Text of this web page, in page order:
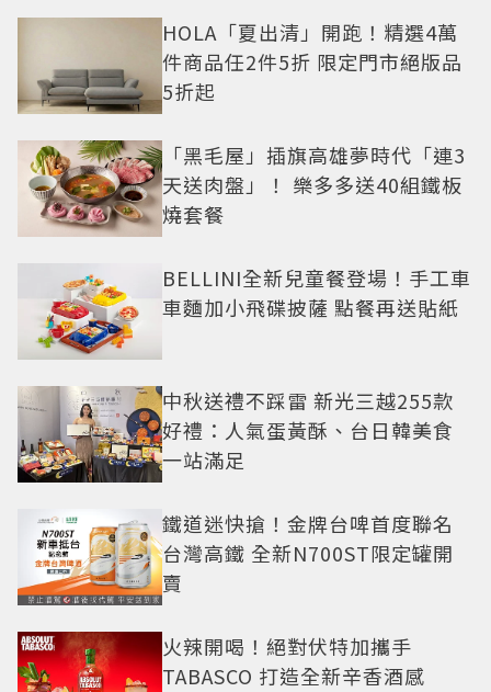
HOLA「夏出清」開跑！精選4萬
件商品任2件5折 限定門市絕版品
5折起
「黑毛屋」插旗高雄夢時代「連3
天送肉盤」！ 樂多多送40組鐵板
燒套餐
BELLINI全新兒童餐登場！手工車
車麵加小飛碟披薩 點餐再送貼紙
中秋送禮不踩雷 新光三越255款
好禮：人氣蛋黃酥、台日韓美食
一站滿足
鐵道迷快搶！金牌台啤首度聯名
台灣高鐵 全新N700ST限定罐開
賣
火辣開喝！絕對伏特加攜手
TABASCO 打造全新辛香酒感